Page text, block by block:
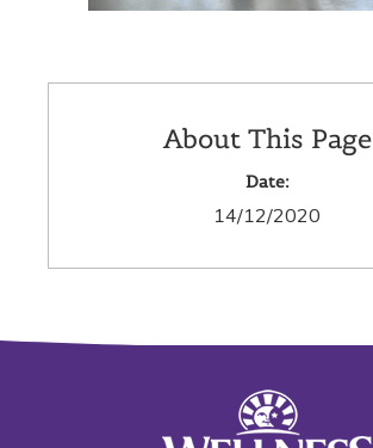
About This Page
Date:
14/12/2020